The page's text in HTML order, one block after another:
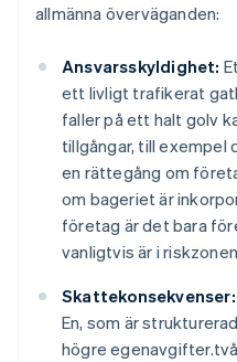
allmänna överväganden:
Ansvarsskyldighet:
ett livligt trafikerat
faller på ett halt golv
tillgångar, till exempel
en rättegång om
om bageriet är
företag är det bara
vanligtvis är i
Skattekonsekvenser:
En, som är
högre